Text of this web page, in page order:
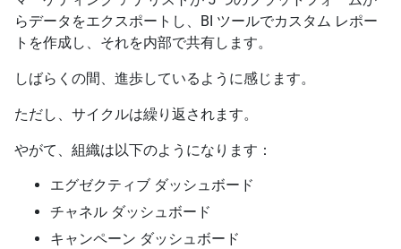
らデータをエクスポートし、BI ツールでカスタム レポー
トを作成し、それを内部で共有します。
しばらくの間、進歩しているように感じます。
ただし、サイクルは繰り返されます。
やがて、組織は以下のようになります：
エグゼクティブ ダッシュボード
チャネル ダッシュボード
キャンペーン ダッシュボード